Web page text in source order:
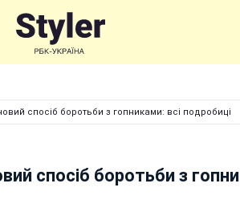
спосіб боротьби з гопниками: всі подробиці
спосіб боротьби з